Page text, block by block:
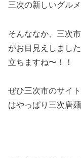
三次の新しいグル
そんななか、三次
がお目見えしまし
立ちますね〜！！
ぜひ三次市のサイ
はやっぱり三次唐